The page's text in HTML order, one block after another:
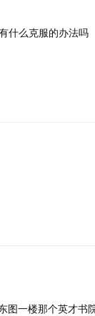
什么克服的办法吗
一楼那个英才书